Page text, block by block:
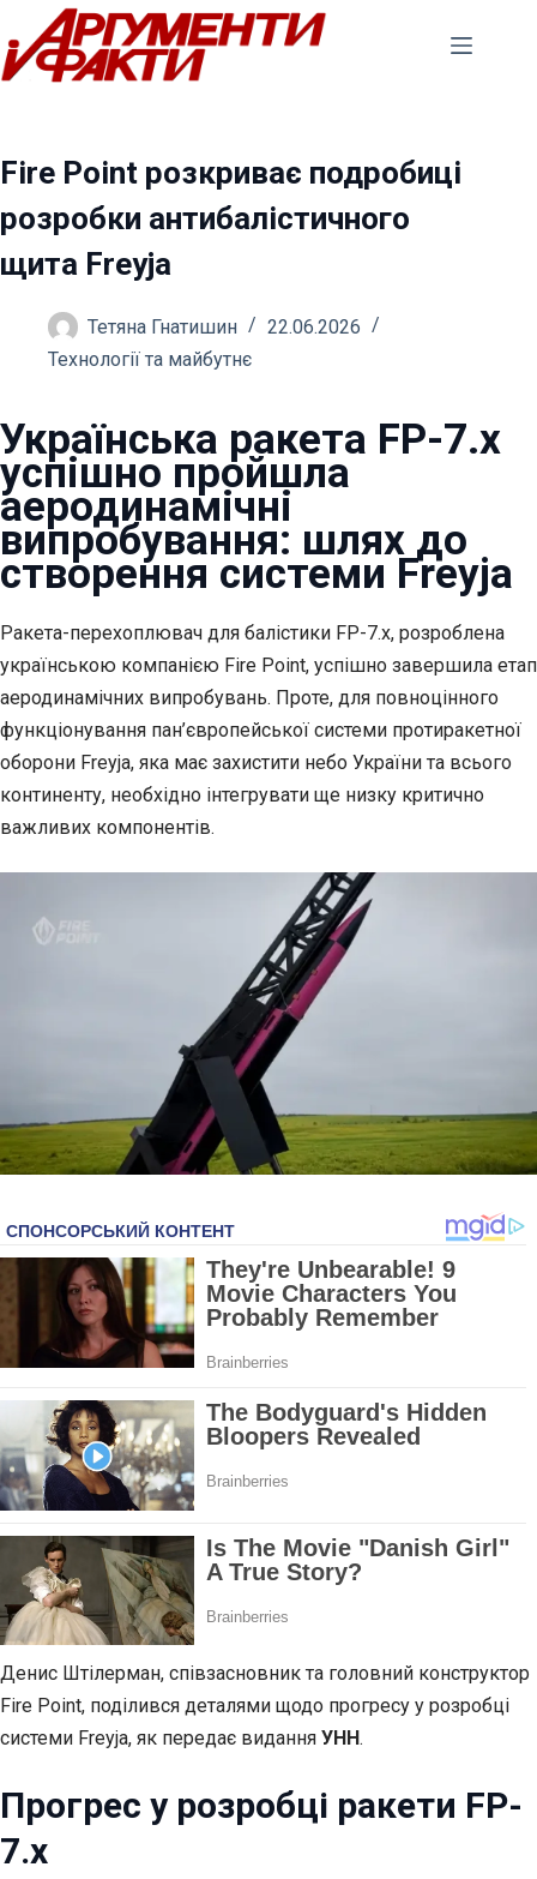
Перейти
до
вмісту
Fire Point розкриває подробиці
розробки антибалістичного
щита Freyja
Тетяна Гнатишин
22.06.2026
Технології та майбутнє
Українська ракета FP-7.x
успішно пройшла
аеродинамічні
випробування: шлях до
створення системи Freyja
Ракета-перехоплювач для балістики FP-7.x, розроблена
українською компанією Fire Point, успішно завершила етап
аеродинамічних випробувань. Проте, для повноцінного
функціонування пан’європейської системи протиракетної
оборони Freyja, яка має захистити небо України та всього
континенту, необхідно інтегрувати ще низку критично
важливих компонентів.
Денис Штілерман, співзасновник та головний конструктор
Fire Point, поділився деталями щодо прогресу у розробці
системи Freyja, як передає видання УНН.
Прогрес у розробці ракети FP-
7.x